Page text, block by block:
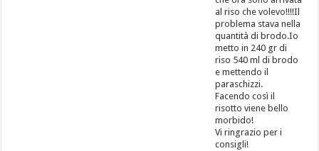
al riso che volevo!!!!Il
problema stava nella
quantità di brodo.Io
metto in 240 gr di
riso 540 ml di brodo
e mettendo il
paraschizzi.
Facendo così il
risotto viene bello
morbido!
Vi ringrazio per i
consigli!